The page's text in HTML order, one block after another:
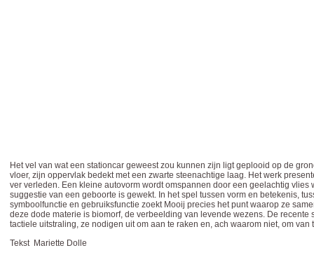
Het vel van wat een stationcar geweest zou kunnen zijn ligt geplooid op de
vloer, zijn oppervlak bedekt met een zwarte steenachtige laag. Het werk
ver verleden. Een kleine autovorm wordt omspannen door een geelachtig vlies
suggestie van een geboorte is gewekt. In het spel tussen vorm en betekenis,
symboolfunctie en gebruiksfunctie zoekt Mooij precies het punt waarop ze
deze dode materie is biomorf, de verbeelding van levende wezens. De
tactiele uitstraling, ze nodigen uit om aan te raken en, ach waarom niet, om van
Tekst Mariette Dolle